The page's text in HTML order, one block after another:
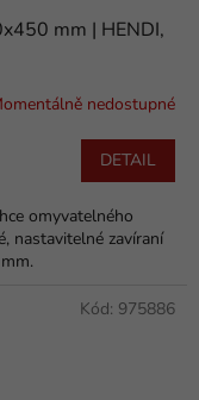
mm | HENDI,
nedostupné
DETAIL
omyvatelného
nastavitelné zavíraní
Kód: 975886